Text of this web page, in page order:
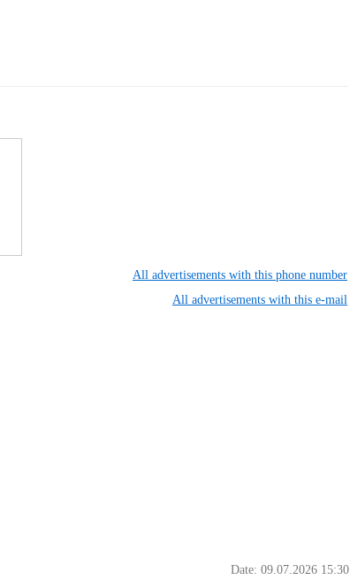
All advertisements with this phone number
All advertisements with this e-mail
Date: 09.07.2026 15:30